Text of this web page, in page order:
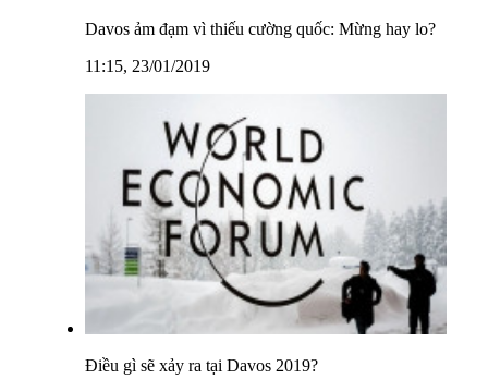
Davos ảm đạm vì thiếu cường quốc: Mừng hay lo?
11:15, 23/01/2019
Điều gì sẽ xảy ra tại Davos 2019?